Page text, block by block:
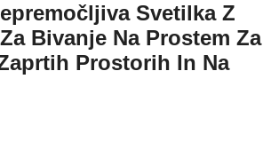
Svetilka Z
Bivanje Na Prostem Za
Prostorih In Na